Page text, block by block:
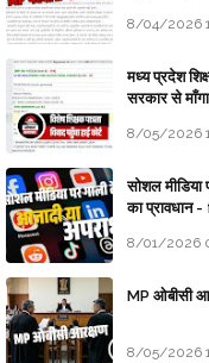
8/04/2026
मध्य प्रदेश
सरकार से
8/05/2026
सोशल मीडिया
का
8/01/2026
MP ओबीसी
8/05/2026